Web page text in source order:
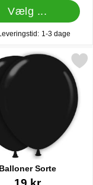
Vælg ...
På lager
1-3 dage
favorit
Balloner Sorte
Markér balloner